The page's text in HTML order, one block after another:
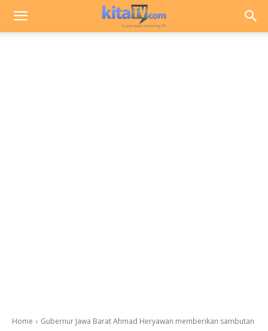
Home Gubernur Jawa Barat Ahmad Heryawan memberikan sambutan